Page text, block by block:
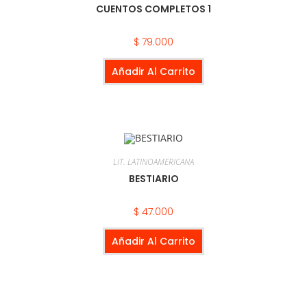
CUENTOS COMPLETOS 1
$ 79.000
Añadir Al Carrito
LIT. LATINOAMERICANA
BESTIARIO
$ 47.000
Añadir Al Carrito